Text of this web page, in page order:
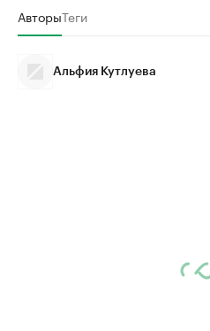
АвторыТеги
Альфия Кутлуева